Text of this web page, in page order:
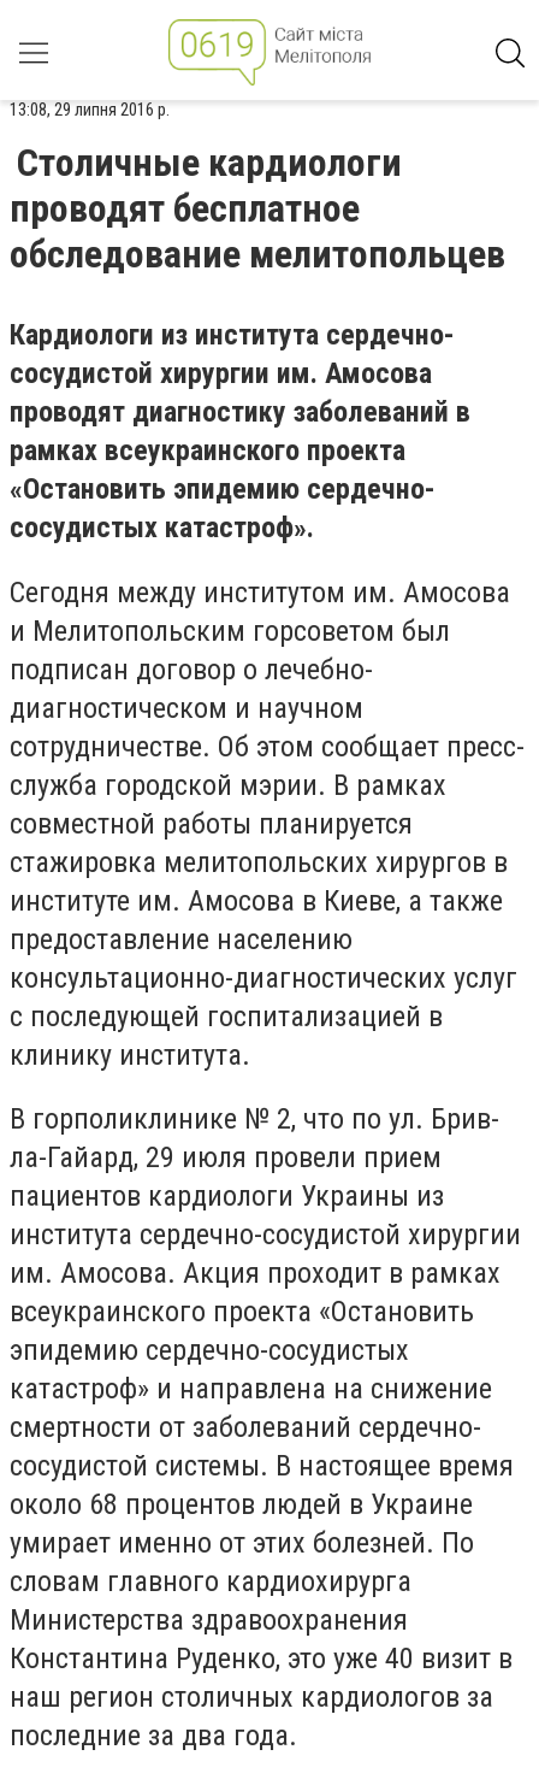
13:08, 29 липня 2016 р.
Столичные кардиологи
проводят бесплатное
обследование мелитопольцев
Кардиологи из института сердечно-
сосудистой хирургии им. Амосова
проводят диагностику заболеваний в
рамках всеукраинского проекта
«Остановить эпидемию сердечно-
сосудистых катастроф».
Сегодня между институтом им. Амосова
и Мелитопольским горсоветом был
подписан договор о лечебно-
диагностическом и научном
сотрудничестве. Об этом сообщает пресс-
служба городской мэрии. В рамках
совместной работы планируется
стажировка мелитопольских хирургов в
институте им. Амосова в Киеве, а также
предоставление населению
консультационно-диагностических услуг
с последующей госпитализацией в
клинику института.
В горполиклинике № 2, что по ул. Брив-
ла-Гайард, 29 июля провели прием
пациентов кардиологи Украины из
института сердечно-сосудистой хирургии
им. Амосова. Акция проходит в рамках
всеукраинского проекта «Остановить
эпидемию сердечно-сосудистых
катастроф» и направлена на снижение
смертности от заболеваний сердечно-
сосудистой системы. В настоящее время
около 68 процентов людей в Украине
умирает именно от этих болезней. По
словам главного кардиохирурга
Министерства здравоохранения
Константина Руденко, это уже 40 визит в
наш регион столичных кардиологов за
последние за два года.